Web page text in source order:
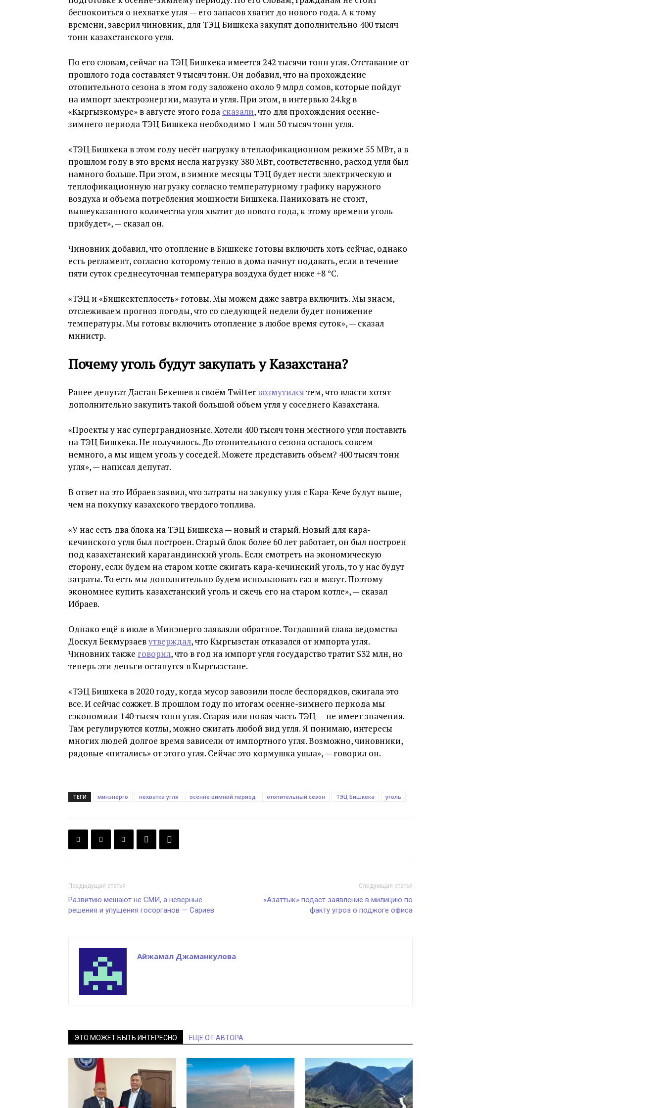
беспокоиться о нехватке угля — его запасов хватит до нового года. А к тому
времени, заверил чиновник, для ТЭЦ Бишкека закупят дополнительно 400 тысяч
тонн казахстанского угля.
По его словам, сейчас на ТЭЦ Бишкека имеется 242 тысячи тонн угля. Отставание от
прошлого года составляет 9 тысяч тонн. Он добавил, что на прохождение
отопительного сезона в этом году заложено около 9 млрд сомов, которые пойдут
на импорт электроэнергии, мазута и угля. При этом, в интервью 24.kg в
«Кыргызкомуре» в августе этого года сказали, что для прохождения осенне-
зимнего периода ТЭЦ Бишкека необходимо 1 млн 50 тысяч тонн угля.
«ТЭЦ Бишкека в этом году несёт нагрузку в теплофикационном режиме 55 МВт, а в
прошлом году в это время несла нагрузку 380 МВт, соответственно, расход угля был
намного больше. При этом, в зимние месяцы ТЭЦ будет нести электрическую и
теплофикационную нагрузку согласно температурному графику наружного
воздуха и объема потребления мощности Бишкека. Паниковать не стоит,
вышеуказанного количества угля хватит до нового года, к этому времени уголь
прибудет», — сказал он.
Чиновник добавил, что отопление в Бишкеке готовы включить хоть сейчас, однако
есть регламент, согласно которому тепло в дома начнут подавать, если в течение
пяти суток среднесуточная температура воздуха будет ниже +8 °C.
«ТЭЦ и «Бишкектеплосеть» готовы. Мы можем даже завтра включить. Мы знаем,
отслеживаем прогноз погоды, что со следующей недели будет понижение
температуры. Мы готовы включить отопление в любое время суток», — сказал
министр.
Почему уголь будут закупать у Казахстана?
Ранее депутат Дастан Бекешев в своём Twitter возмутился тем, что власти хотят
дополнительно закупить такой большой объем угля у соседнего Казахстана.
«Проекты у нас суперграндиозные. Хотели 400 тысяч тонн местного угля поставить
на ТЭЦ Бишкека. Не получилось. До отопительного сезона осталось совсем
немного, а мы ищем уголь у соседей. Можете представить объем? 400 тысяч тонн
угля», — написал депутат.
В ответ на это Ибраев заявил, что затраты на закупку угля с Кара-Кече будут выше,
чем на покупку казахского твердого топлива.
«У нас есть два блока на ТЭЦ Бишкека — новый и старый. Новый для кара-
кечинского угля был построен. Старый блок более 60 лет работает, он был построен
под казахстанский карагандинский уголь. Если смотреть на экономическую
сторону, если будем на старом котле сжигать кара-кечинский уголь, то у нас будут
затраты. То есть мы дополнительно будем использовать газ и мазут. Поэтому
экономнее купить казахстанский уголь и сжечь его на старом котле», — сказал
Ибраев.
Однако ещё в июле в Минэнерго заявляли обратное. Тогдашний глава ведомства
Доскул Бекмурзаевутверждал, что Кыргызстан отказался от импорта угля.
Чиновник также говорил, что в год на импорт угля государство тратит $32 млн, но
теперь эти деньги останутся в Кыргызстане.
«ТЭЦ Бишкека в 2020 году, когда мусор завозили после беспорядков, сжигала это
все. И сейчас сожжет. В прошлом году по итогам осенне-зимнего периода мы
сэкономили 140 тысяч тонн угля. Старая или новая часть ТЭЦ — не имеет значения.
Там регулируются котлы, можно сжигать любой вид угля. Я понимаю, интересы
многих людей долгое время зависели от импортного угля. Возможно, чиновники,
рядовые «питались» от этого угля. Сейчас это кормушка ушла», — говорил он.
ТЕГИ минэнерго нехватка угля осенне-зимний период отопительный сезон ТЭЦ Бишкека уголь
Предыдущая статья
Развитию мешают не СМИ, а неверные
решения и упущения госорганов — Сариев
Следующая статья
«Азаттык» подаст заявление в милицию по
факту угроз о поджоге офиса
Айжамал Джаманкулова
ЭТО МОЖЕТ БЫТЬ ИНТЕРЕСНО ЕЩЕ ОТ АВТОРА